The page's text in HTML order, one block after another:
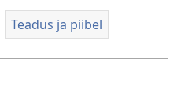
Teadus ja piibel